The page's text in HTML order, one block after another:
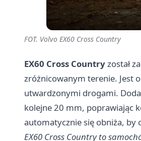
FOT. Volvo EX60 Cross Country
EX60 Cross Countryzostał
zróżnicowanym terenie. Jest
utwardzonymi drogami.
kolejne 20 mm, poprawiając
automatycznie się obniża, by
EX60 Cross Country to